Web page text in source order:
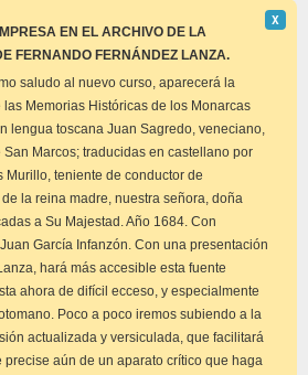
EN EL ARCHIVO DE LA
FERNANDO FERNÁNDEZ LANZA.
este
Χ
saludo al nuevo curso, aparecerá la
Memorias Históricas de los Monarcas
lengua toscana Juan Sagredo, veneciano,
Marcos; traducidas en castellano por
Murillo, teniente de conductor de
la reina madre, nuestra señora, doña
a Su Majestad. Año 1684. Con
García Infanzón. Con una presentación
hará más accesible esta fuente
ahora de difícil ecceso, y especialmente
Poco a poco iremos subiendo a la
actualizada y versiculada, que facilitará
aún de un aparato crítico que haga